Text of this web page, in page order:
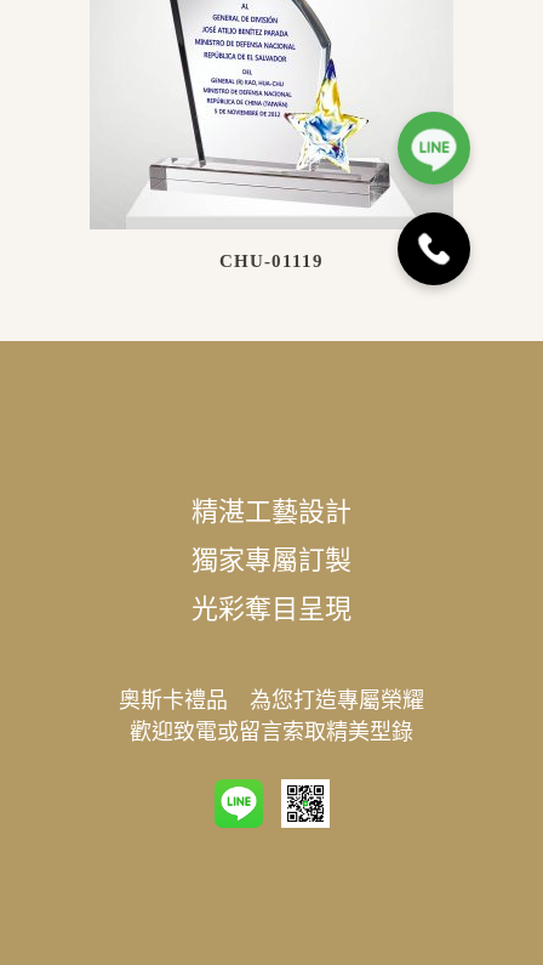
CHU-01119
精湛工藝設計
獨家專屬訂製
光彩奪目呈現
奧斯卡禮品 為您打造專屬榮耀
歡迎致電或留言索取精美型錄